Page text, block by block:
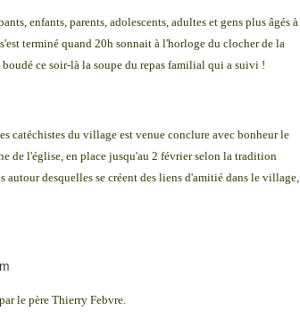
enfants, parents, adolescents, adultes et gens plus âgés à
terminé quand 20h sonnait à l'horloge du clocher de la
ce soir-là la soupe du repas familial qui a suivi !
catéchistes du village est venue conclure avec bonheur le
de l'église, en place jusqu'au 2 février selon la tradition
autour desquelles se créent des liens d'amitié dans le village,
le père Thierry Febvre.